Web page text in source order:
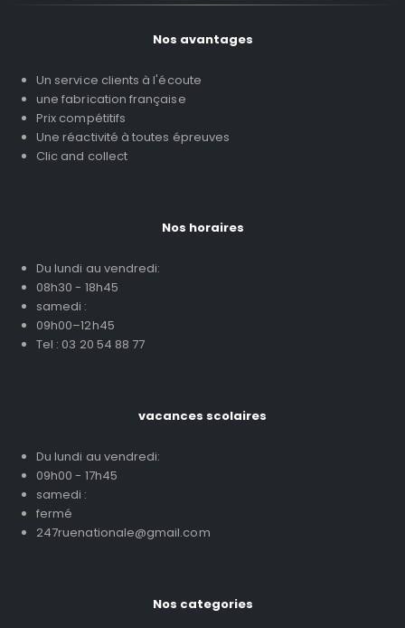
Nos avantages
Un service clients à l'écoute
une fabrication française
Prix compétitifs
Une réactivité à toutes épreuves
Clic and collect
Nos horaires
Du lundi au vendredi:
08h30 - 18h45
samedi :
09h00–12h45
Tel : 03 20 54 88 77
vacances scolaires
Du lundi au vendredi:
09h00 - 17h45
samedi :
fermé
247ruenationale@gmail.com
Nos categories